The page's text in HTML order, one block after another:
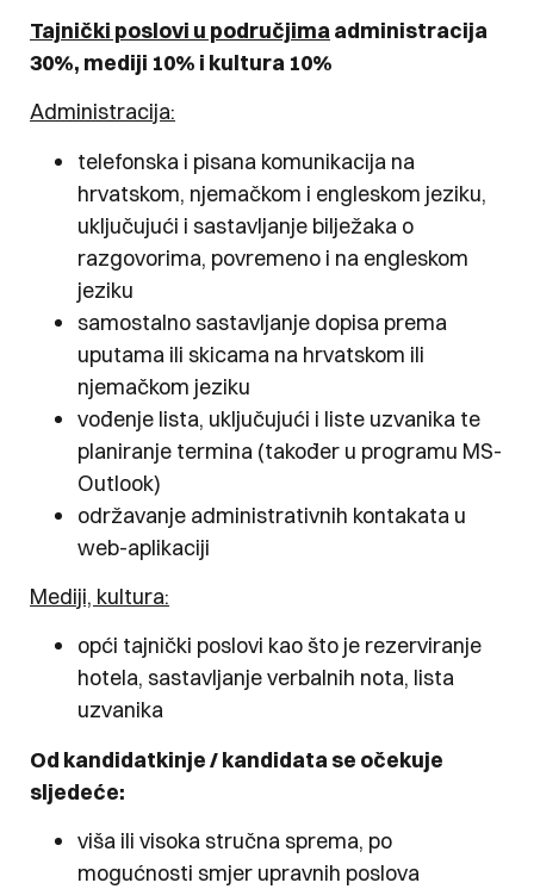
Tajnički poslovi u područjimaadministracija
30%, mediji 10% i kultura 10%
Administracija:
telefonska i pisana komunikacija na
hrvatskom, njemačkom i engleskom jeziku,
uključujući i sastavljanje bilježaka o
razgovorima, povremeno i na engleskom
jeziku
samostalno sastavljanje dopisa prema
uputama ili skicama na hrvatskom ili
njemačkom jeziku
vođenje lista, uključujući i liste uzvanika te
planiranje termina (također u programu MS-
Outlook)
održavanje administrativnih kontakata u
web-aplikaciji
Mediji, kultura:
opći tajnički poslovi kao što je rezerviranje
hotela, sastavljanje verbalnih nota, lista
uzvanika
Od kandidatkinje / kandidata se očekuje
sljedeće:
viša ili visoka stručna sprema, po
mogućnosti smjer upravnih poslova